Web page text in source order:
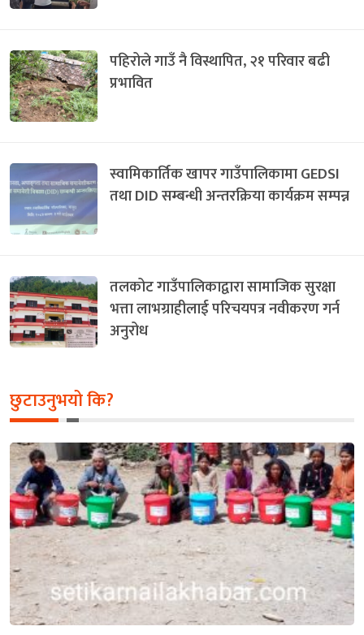
पहिरोले गाउँ नै विस्थापित, २१ परिवार बढी
प्रभावित
स्वामिकार्तिक खापर गाउँपालिकामा GEDSI
तथा DID सम्बन्धी अन्तरक्रिया कार्यक्रम सम्पन्न
तलकोट गाउँपालिकाद्वारा सामाजिक सुरक्षा
भत्ता लाभग्राहीलाई परिचयपत्र नवीकरण गर्न
अनुरोध
छुटाउनुभयो कि?